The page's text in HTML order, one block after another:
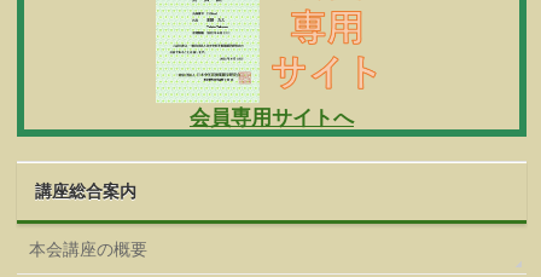
会員専用サイトへ
講座総合案内
本会講座の概要